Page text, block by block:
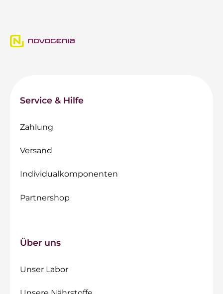
Service & Hilfe
Zahlung
Versand
Individualkomponenten
Partnershop
Über uns
Unser Labor